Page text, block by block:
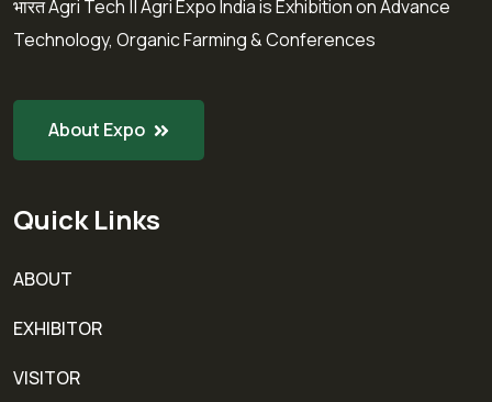
भारत Agri Tech || Agri Expo India is Exhibition on Advance
Technology, Organic Farming & Conferences
About Expo
Quick Links
ABOUT
EXHIBITOR
VISITOR